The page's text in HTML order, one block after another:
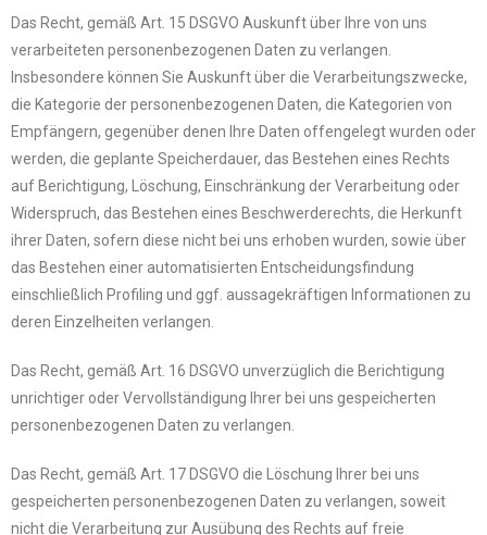
Das Recht, gemäß Art. 15 DSGVO Auskunft über Ihre von uns
verarbeiteten personenbezogenen Daten zu verlangen.
Insbesondere können Sie Auskunft über die Verarbeitungszwecke,
die Kategorie der personenbezogenen Daten, die Kategorien von
Empfängern, gegenüber denen Ihre Daten offengelegt wurden oder
werden, die geplante Speicherdauer, das Bestehen eines Rechts
auf Berichtigung, Löschung, Einschränkung der Verarbeitung oder
Widerspruch, das Bestehen eines Beschwerderechts, die Herkunft
ihrer Daten, sofern diese nicht bei uns erhoben wurden, sowie über
das Bestehen einer automatisierten Entscheidungsfindung
einschließlich Profiling und ggf. aussagekräftigen Informationen zu
deren Einzelheiten verlangen.
Das Recht, gemäß Art. 16 DSGVO unverzüglich die Berichtigung
unrichtiger oder Vervollständigung Ihrer bei uns gespeicherten
personenbezogenen Daten zu verlangen.
Das Recht, gemäß Art. 17 DSGVO die Löschung Ihrer bei uns
gespeicherten personenbezogenen Daten zu verlangen, soweit
nicht die Verarbeitung zur Ausübung des Rechts auf freie